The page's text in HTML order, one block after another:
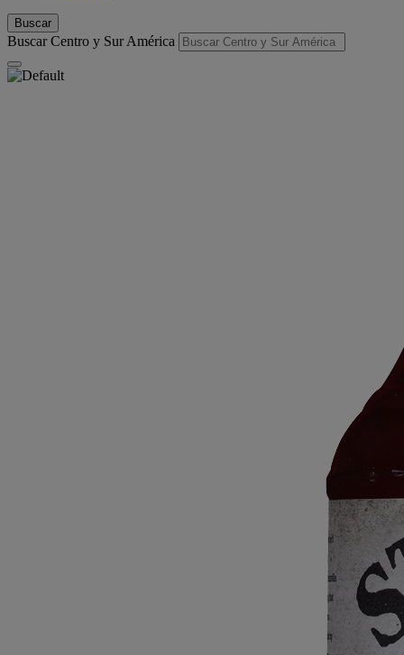
Buscar
Buscar Centro y Sur América